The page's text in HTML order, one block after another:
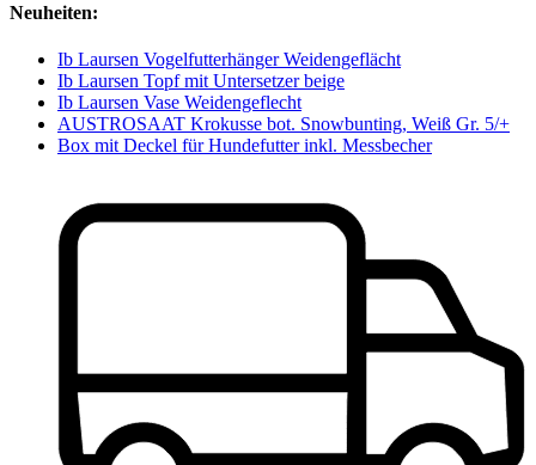
Neuheiten:
Ib Laursen Vogelfutterhänger Weidengeflächt
Ib Laursen Topf mit Untersetzer beige
Ib Laursen Vase Weidengeflecht
AUSTROSAAT Krokusse bot. Snowbunting, Weiß Gr. 5/+
Box mit Deckel für Hundefutter inkl. Messbecher